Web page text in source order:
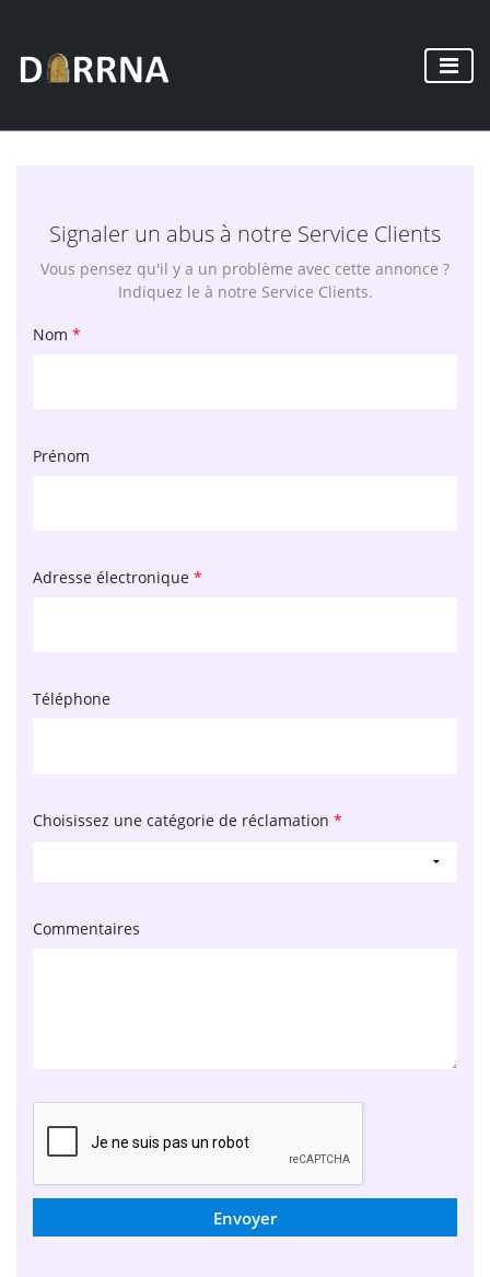
Signaler un abus à notre Service Clients
Vous pensez qu'il y a un problème avec cette annonce ?
Indiquez le à notre Service Clients.
Nom *
Prénom
Adresse électronique *
Téléphone
Choisissez une catégorie de réclamation *
Commentaires
Envoyer